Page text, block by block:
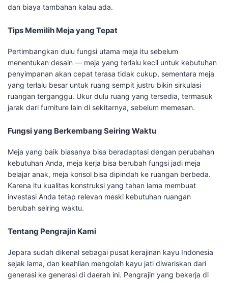
dan biaya tambahan kalau ada.
Tips Memilih Meja yang Tepat
Pertimbangkan dulu fungsi utama meja itu sebelum
menentukan desain — meja yang terlalu kecil untuk kebutuhan
penyimpanan akan cepat terasa tidak cukup, sementara meja
yang terlalu besar untuk ruang sempit justru bikin sirkulasi
ruangan terganggu. Ukur dulu ruang yang tersedia, termasuk
jarak dari furniture lain di sekitarnya, sebelum memesan.
Fungsi yang Berkembang Seiring Waktu
Meja yang baik biasanya bisa beradaptasi dengan perubahan
kebutuhan Anda, meja kerja bisa berubah fungsi jadi meja
belajar anak, meja konsol bisa dipindah ke ruangan berbeda.
Karena itu kualitas konstruksi yang tahan lama membuat
investasi Anda tetap relevan meski kebutuhan ruangan
berubah seiring waktu.
Tentang Pengrajin Kami
Jepara sudah dikenal sebagai pusat kerajinan kayu Indonesia
sejak lama, dan keahlian mengolah kayu jati diwariskan dari
generasi ke generasi di daerah ini. Pengrajin yang bekerja di